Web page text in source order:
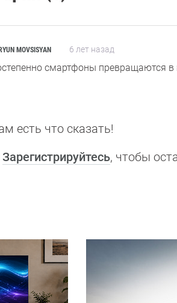
MOVSISYAN 6 лет назад
смартфоны превращаются в
есть что сказать!
Зарегистрируйтесь, чтобы